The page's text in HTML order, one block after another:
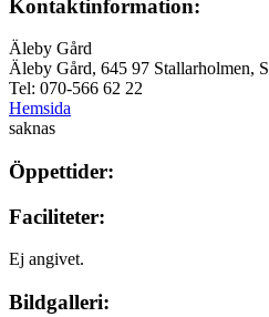
Kontaktinformation:
Äleby Gård
Äleby Gård, 645 97 Stallarholmen,
Tel: 070-566 62 22
Hemsida
saknas
Öppettider:
Faciliteter:
Ej angivet.
Bildgalleri: